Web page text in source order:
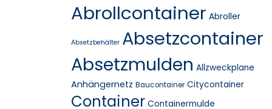
Abrollcontainer Abroller
Absetzbehälter Absetzcontainer
Absetzmulden Allzweckplane
Anhängernetz Baucontainer Citycontainer
Container Containermulde